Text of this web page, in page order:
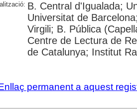
B. Central d'Igualada;
Universitat de
Virgili; B. Pública
Centre de Lectura de
de Catalunya; Institut
permanent a aquest